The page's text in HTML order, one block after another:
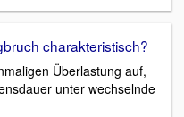
charakteristisch?
Überlastung auf,
unter wechselnde